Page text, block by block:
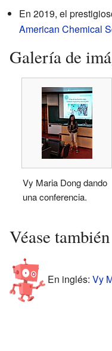
En 2019, el
American Chemical
Galería de
Vy Maria Dong dando
una conferencia.
Véase también
En inglés: Vy